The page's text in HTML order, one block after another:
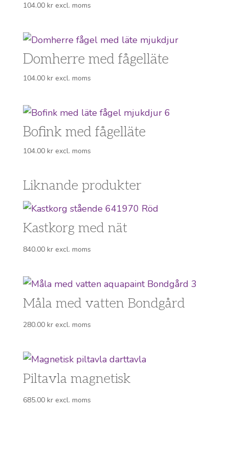
104.00 krexcl. moms
Domherre med fågelläte
104.00 krexcl. moms
Bofink med fågelläte
104.00 krexcl. moms
Liknande produkter
Kastkorg med nät
840.00 krexcl. moms
Måla med vatten Bondgård
280.00 krexcl. moms
Piltavla magnetisk
685.00 krexcl. moms